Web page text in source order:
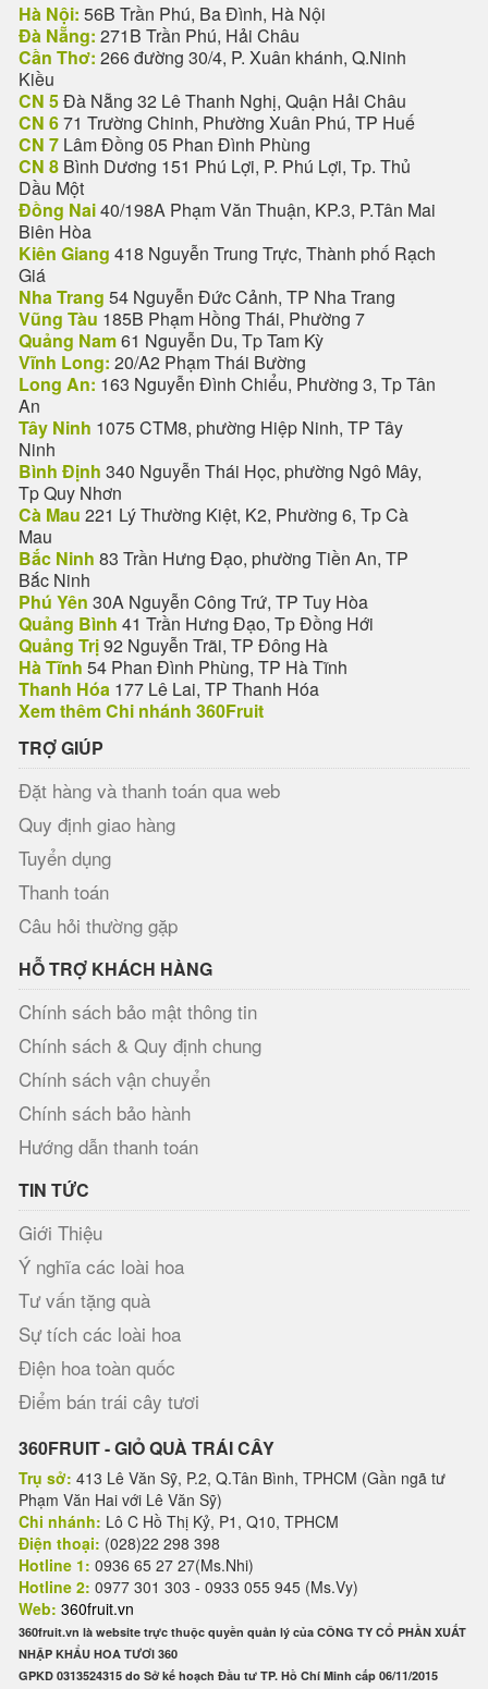
Hà Nội: 56B Trần Phú, Ba Đình, Hà Nội
Đà Nẵng: 271B Trần Phú, Hải Châu
Cần Thơ: 266 đường 30/4, P. Xuân khánh, Q.Ninh
Kiều
CN 5Đà Nẵng 32 Lê Thanh Nghị, Quận Hải Châu
CN 671 Trường Chinh, Phường Xuân Phú, TP Huế
CN 7 Lâm Đồng 05 Phan Đình Phùng
CN 8 Bình Dương 151 Phú Lợi, P. Phú Lợi, Tp. Thủ
Dầu Một
Đồng Nai40/198A Phạm Văn Thuận, KP.3, P.Tân Mai
Biên Hòa
Kiên Giang 418 Nguyễn Trung Trực, Thành phố Rạch
Giá
Nha Trang 54 Nguyễn Đức Cảnh, TP Nha Trang
Vũng Tàu 185B Phạm Hồng Thái, Phường 7
Quảng Nam61 Nguyễn Du, Tp Tam Kỳ
Vĩnh Long: 20/A2 Phạm Thái Bường
Long An: 163 Nguyễn Đình Chiểu, Phường 3, Tp Tân
An
Tây Ninh 1075 CTM8, phường Hiệp Ninh, TP Tây
Ninh
Bình Định 340 Nguyễn Thái Học, phường Ngô Mây,
Tp Quy Nhơn
Cà Mau 221 Lý Thường Kiệt, K2, Phường 6, Tp Cà
Mau
Bắc Ninh 83 Trần Hưng Đạo, phường Tiền An, TP
Bắc Ninh
Phú Yên 30A Nguyễn Công Trứ, TP Tuy Hòa
Quảng Bình 41 Trần Hưng Đạo, Tp Đồng Hới
Quảng Trị92 Nguyễn Trãi, TP Đông Hà
Hà Tĩnh 54 Phan Đình Phùng, TP Hà Tĩnh
Thanh Hóa 177 Lê Lai, TP Thanh Hóa
Xem thêm Chi nhánh 360Fruit
TRỢ GIÚP
Đặt hàng và thanh toán qua web
Quy định giao hàng
Tuyển dụng
Thanh toán
Câu hỏi thường gặp
HỖ TRỢ KHÁCH HÀNG
Chính sách bảo mật thông tin
Chính sách & Quy định chung
Chính sách vận chuyển
Chính sách bảo hành
Hướng dẫn thanh toán
TIN TỨC
Giới Thiệu
Ý nghĩa các loài hoa
Tư vấn tặng quà
Sự tích các loài hoa
Điện hoa toàn quốc
Điểm bán trái cây tươi
360FRUIT - GIỎ QUÀ TRÁI CÂY
Trụ sở: 413 Lê Văn Sỹ, P.2, Q.Tân Bình, TPHCM (Gần ngã tư
Phạm Văn Hai với Lê Văn Sỹ)
Chi nhánh: Lô C Hồ Thị Kỷ, P1, Q10, TPHCM
Điện thoại: (028)22 298 398
Hotline 1: 0936 65 27 27(Ms.Nhi)
Hotline 2: 0977 301 303 - 0933 055 945 (Ms.Vy)
Web: 360fruit.vn
360fruit.vn là website trực thuộc quyền quản lý của CÔNG TY CỔ PHẦN XUẤT
NHẬP KHẨU HOA TƯƠI 360
GPKD 0313524315 do Sở kế hoạch Đầu tư TP. Hồ Chí Minh cấp 06/11/2015